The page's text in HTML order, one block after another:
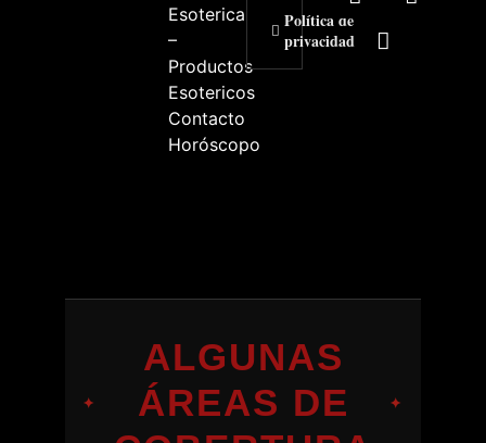
Esoterica
–
Productos
Esotericos
Contacto
Horóscopo
Política de
privacidad
✦
ALGUNAS
ÁREAS DE
✦